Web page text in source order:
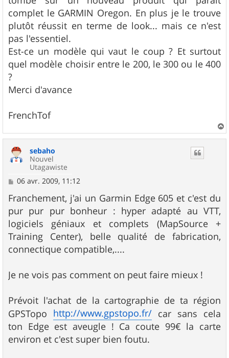
a
g
e
complet le GARMIN Oregon. En plus je le trouve
plutôt réussit en terme de look... mais ce n'est
pas l'essentiel.
Est-ce un modèle qui vaut le coup ? Et surtout
quel modèle choisir entre le 200, le 300 ou le 400
?
Merci d'avance
FrenchTof
a
sebaho
Nouvel
Utagawiste
M
s
s
a
g
e
06 avr. 2009, 11:12
Franchement, j'ai un Garmin Edge 605 et c'est du
pur pur pur bonheur : hyper adapté au VTT,
logiciels géniaux et complets (MapSource +
Training Center), belle qualité de fabrication,
connectique compatible,....
Je ne vois pas comment on peut faire mieux !
Prévoit l'achat de la cartographie de ta région
GPSTopo http://www.gpstopo.fr/ car sans cela
ton Edge est aveugle ! Ca coute 99€ la carte
environ et c'est super bien foutu.